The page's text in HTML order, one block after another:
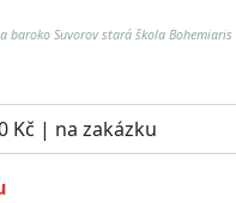
baroko Suvorov stará škola Bohemiaris